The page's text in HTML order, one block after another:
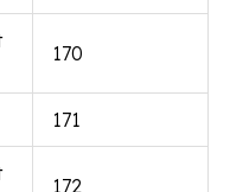
170
171
172